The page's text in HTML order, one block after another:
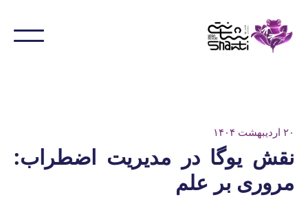
۲۰ اردیبهشت ۱۴۰۴
نقش یوگا در مدیریت اضطراب:
مروری بر علم